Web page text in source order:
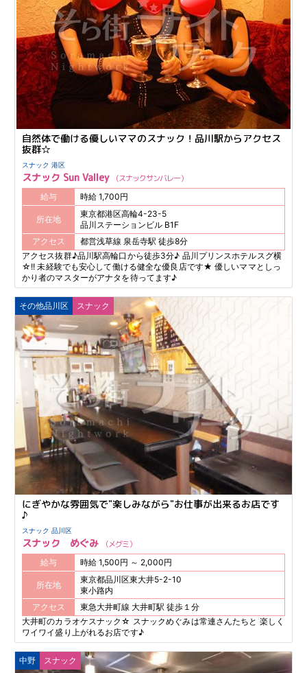
自然体で働ける優しいママのスナック！品川駅からアクセス
抜群☆
スナック 港区
スナック Sun Valley スナックサンバレー
給与 時給 1,700円
所在地
東京都港区高輪4-23-5
品川ステーションビル B1F
アクセス
都営浅草線 泉岳寺駅 徒歩8分
アクセス抜群♪品川駅高輪口から徒歩3分♪ 品川プリンスホテルスグ横
☆!! 未経験でも安心して働ける健全な優良店です★ 優しいママとしっ
かり者のマスターがアナタを待ってます♪
その他品川区 スナック
にぎやかな雰囲気で"楽しみながら"お仕事が出来るお店です
♪
スナック 品川区
スナック めぐみ メグミ
給与 時給 1,500円 ～ 2,000円
所在地
東京都品川区東大井5-2-10
東小路内
アクセス
東急大井町線 大井町駅 徒歩１分
大井町のカラオケスナック☆ スナックめぐみは常連さんたちと 楽しく
ワイワイ盛り上がれるお店です♪
中野 スナック